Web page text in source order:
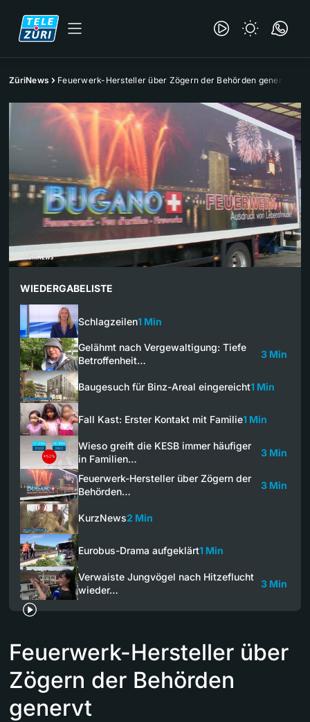
ZüriNews Feuerwerk-Hersteller über Zögern der Behörden genervt
WIEDERGABELISTE
Schlagzeilen1 Min
Gelähmt nach Vergewaltigung: Tiefe
Betroffenheit…
3 Min
Baugesuch für Binz-Areal eingereicht1 Min
Fall Kast: Erster Kontakt mit Familie1 Min
Wieso greift die KESB immer häufiger
in Familien…
3 Min
Feuerwerk-Hersteller über Zögern der
Behörden…
3 Min
KurzNews2 Min
Eurobus-Drama aufgeklärt1 Min
Verwaiste Jungvögel nach Hitzeflucht
wieder…
3 Min
Feuerwerk-Hersteller über
Zögern der Behörden
genervt